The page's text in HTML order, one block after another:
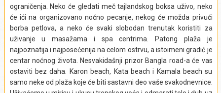
Baphuon
Banteay Kdei
–
Ta Prohm
ograničenja. Neko će gledati meč tajlandskog boksa uživo, neko
će ići na organizovano noćno pecanje, nekog će možda privući
borba petlova, a neko će svaki slobodan trenutak koristiti za
uživanje u masažama i spa centrima. Patong plaža je
najpoznatija i najposećenija na celom ostrvu, a istoimeni gradić je
centar noćnog života. Nesvakidašnji prizor Bangla road-a će vas
ostaviti bez daha. Karon beach, Kata beach i Kamala beach su
samo neke od plaža koje će biti sastavni deo vaše svakodnevnice.